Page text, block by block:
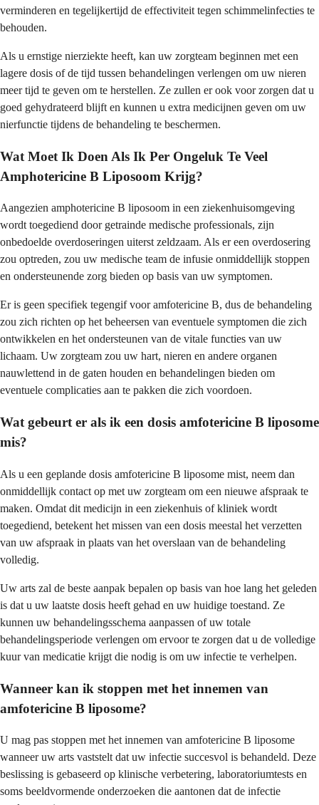
verminderen en tegelijkertijd de effectiviteit tegen schimmelinfecties te
behouden.
Als u ernstige nierziekte heeft, kan uw zorgteam beginnen met een
lagere dosis of de tijd tussen behandelingen verlengen om uw nieren
meer tijd te geven om te herstellen. Ze zullen er ook voor zorgen dat u
goed gehydrateerd blijft en kunnen u extra medicijnen geven om uw
nierfunctie tijdens de behandeling te beschermen.
Wat Moet Ik Doen Als Ik Per Ongeluk Te Veel
Amphotericine B Liposoom Krijg?
Aangezien amphotericine B liposoom in een ziekenhuisomgeving
wordt toegediend door getrainde medische professionals, zijn
onbedoelde overdoseringen uiterst zeldzaam. Als er een overdosering
zou optreden, zou uw medische team de infusie onmiddellijk stoppen
en ondersteunende zorg bieden op basis van uw symptomen.
Er is geen specifiek tegengif voor amfotericine B, dus de behandeling
zou zich richten op het beheersen van eventuele symptomen die zich
ontwikkelen en het ondersteunen van de vitale functies van uw
lichaam. Uw zorgteam zou uw hart, nieren en andere organen
nauwlettend in de gaten houden en behandelingen bieden om
eventuele complicaties aan te pakken die zich voordoen.
Wat gebeurt er als ik een dosis amfotericine B liposome
mis?
Als u een geplande dosis amfotericine B liposome mist, neem dan
onmiddellijk contact op met uw zorgteam om een nieuwe afspraak te
maken. Omdat dit medicijn in een ziekenhuis of kliniek wordt
toegediend, betekent het missen van een dosis meestal het verzetten
van uw afspraak in plaats van het overslaan van de behandeling
volledig.
Uw arts zal de beste aanpak bepalen op basis van hoe lang het geleden
is dat u uw laatste dosis heeft gehad en uw huidige toestand. Ze
kunnen uw behandelingsschema aanpassen of uw totale
behandelingsperiode verlengen om ervoor te zorgen dat u de volledige
kuur van medicatie krijgt die nodig is om uw infectie te verhelpen.
Wanneer kan ik stoppen met het innemen van
amfotericine B liposome?
U mag pas stoppen met het innemen van amfotericine B liposome
wanneer uw arts vaststelt dat uw infectie succesvol is behandeld. Deze
beslissing is gebaseerd op klinische verbetering, laboratoriumtests en
soms beeldvormende onderzoeken die aantonen dat de infectie